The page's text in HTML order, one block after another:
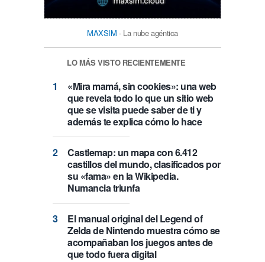
MAXSIM - La nube agéntica
LO MÁS VISTO RECIENTEMENTE
«Mira mamá, sin cookies»: una web
que revela todo lo que un sitio web
que se visita puede saber de ti y
además te explica cómo lo hace
Castlemap: un mapa con 6.412
castillos del mundo, clasificados por
su «fama» en la Wikipedia.
Numancia triunfa
El manual original del Legend of
Zelda de Nintendo muestra cómo se
acompañaban los juegos antes de
que todo fuera digital